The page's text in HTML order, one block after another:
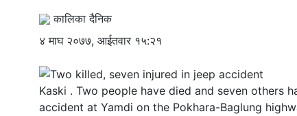
कालिका दैनिक
४ माघ २०७७, आईतवार १५:२१
Kaski . Two people have died and seven others
accident at Yamdi on the Pokhara-Baglung